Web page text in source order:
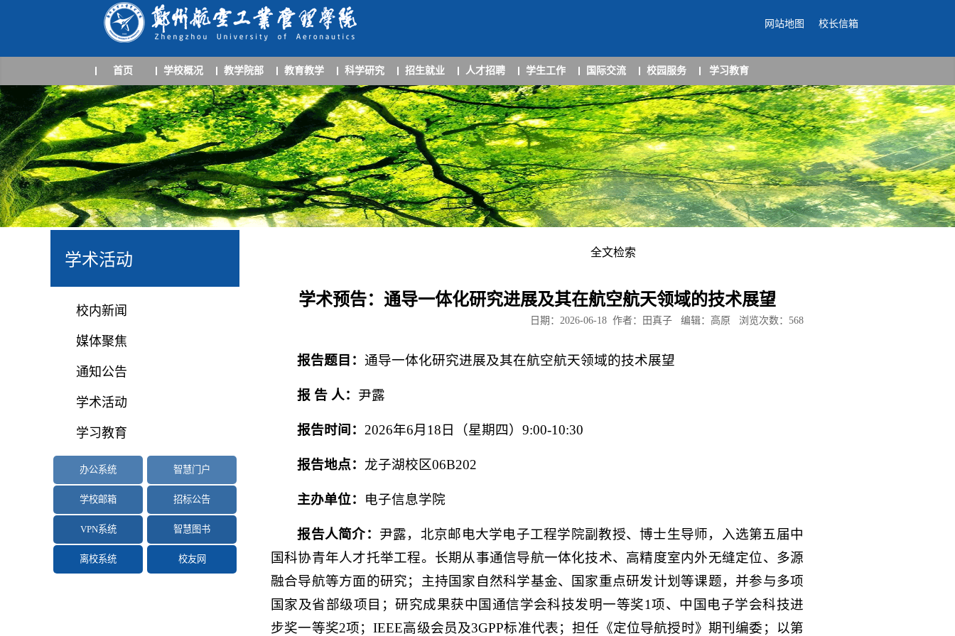
网站地图 校长信箱
首页 学校概况 教学院部 教育教学 科学研究 招生就业 人才招聘 学生工作 国际交流 校园服务 学习教育
学术活动
校内新闻
媒体聚焦
通知公告
学术活动
学习教育
办公系统
学校邮箱
VPN系统
离校系统
智慧门户
招标公告
智慧图书
校友网
全文检索
学术预告：通导一体化研究进展及其在航空航天领域的技术展望
日期：2026-06-18 作者：田真子 编辑：高原 浏览次数： 568
报告题目：通导一体化研究进展及其在航空航天领域的技术展望
报 告 人： 尹露
报告时间： 2026年6月18日（星期四）9:00-10:30
报告地点： 龙子湖校区06B202
主办单位： 电子信息学院
报告人简介： 尹露，北京邮电大学电子工程学院副教授、博士生导师，入选第五届中
国科协青年人才托举工程。长期从事通信导航一体化技术、高精度室内外无缝定位、多源
融合导航等方面的研究；主持国家自然科学基金、国家重点研发计划等课题，并参与多项
国家及省部级项目；研究成果获中国通信学会科技发明一等奖1项、中国电子学会科技进
步奖一等奖2项；IEEE高级会员及3GPP标准代表；担任《定位导航授时》期刊编委；以第